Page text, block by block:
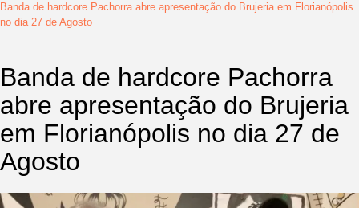
Banda de hardcore Pachorra abre apresentação do Brujeria em Florianópolis
no dia 27 de Agosto
Banda de hardcore Pachorra
abre apresentação do Brujeria
em Florianópolis no dia 27 de
Agosto